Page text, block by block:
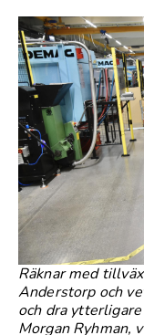
Räknar med
Anderstorp och
och dra
Morgan Ryhman,